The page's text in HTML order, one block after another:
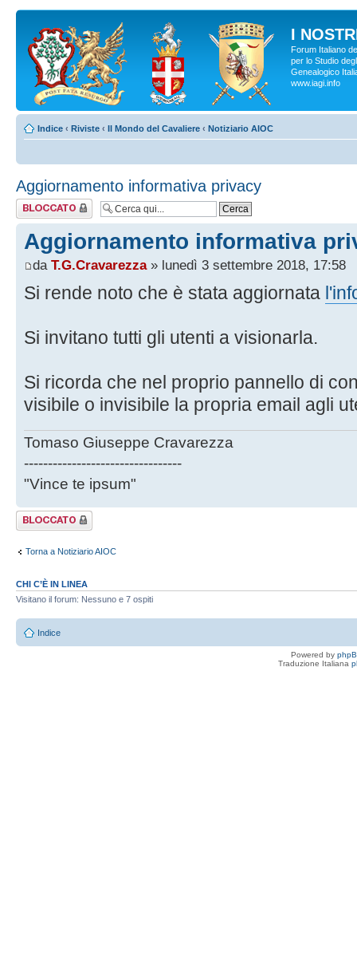
I
Forum Italiano
per lo Studio
Genealogico
www.iagi.info
Indice ‹ Riviste ‹ Il Mondo del Cavaliere ‹ Notiziario AIOC
Aggiornamento informativa privacy
Argomento
bloccato
Aggiornamento informativa
da T.G.Cravarezza» lunedì 3 settembre 2018, 17:58
Si rende noto che è stata aggiornata
Si invitano tutti gli utenti a visionarla.
Si ricorda che nel proprio pannello di
visibile o invisibile la propria email agli
Tomaso Giuseppe Cravarezza
---------------------------------
"Vince te ipsum"
Argomento
bloccato
Torna a Notiziario AIOC
CHI C’È IN LINEA
Visitano il forum: Nessuno e 7 ospiti
Indice
Powered by
Traduzione Italiana